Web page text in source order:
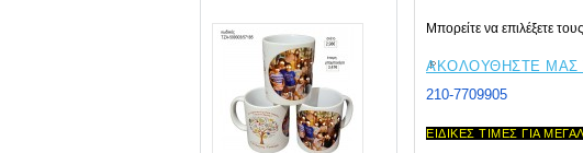
Μπορείτε να επιλέξετε
ΑΚΟΛΟΥΘΗΣΤΕ ΜΑΣ
210-7709905
ΕΙΔΙΚΕΣ ΤΙΜΕΣ ΓΙΑ